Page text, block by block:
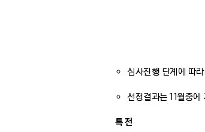
심사진행 단계에 따
선정결과는 11월중
특 전